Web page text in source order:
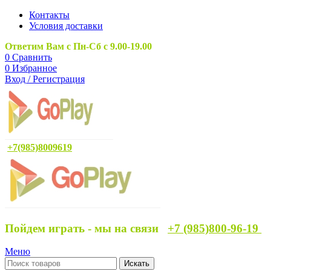
Контакты
Условия доставки
Ответим Вам с Пн-Сб с 9.00-19.00
0 Сравнить
0 Избранное
Вход / Регистрация
+7(985)8009619
Пойдем играть - мы на связи +7 (985)800-96-19
Меню
Искать